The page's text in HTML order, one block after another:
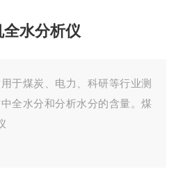
水分析仪
于煤炭、电力、科研等行业测
全水分和分析水分的含量。煤